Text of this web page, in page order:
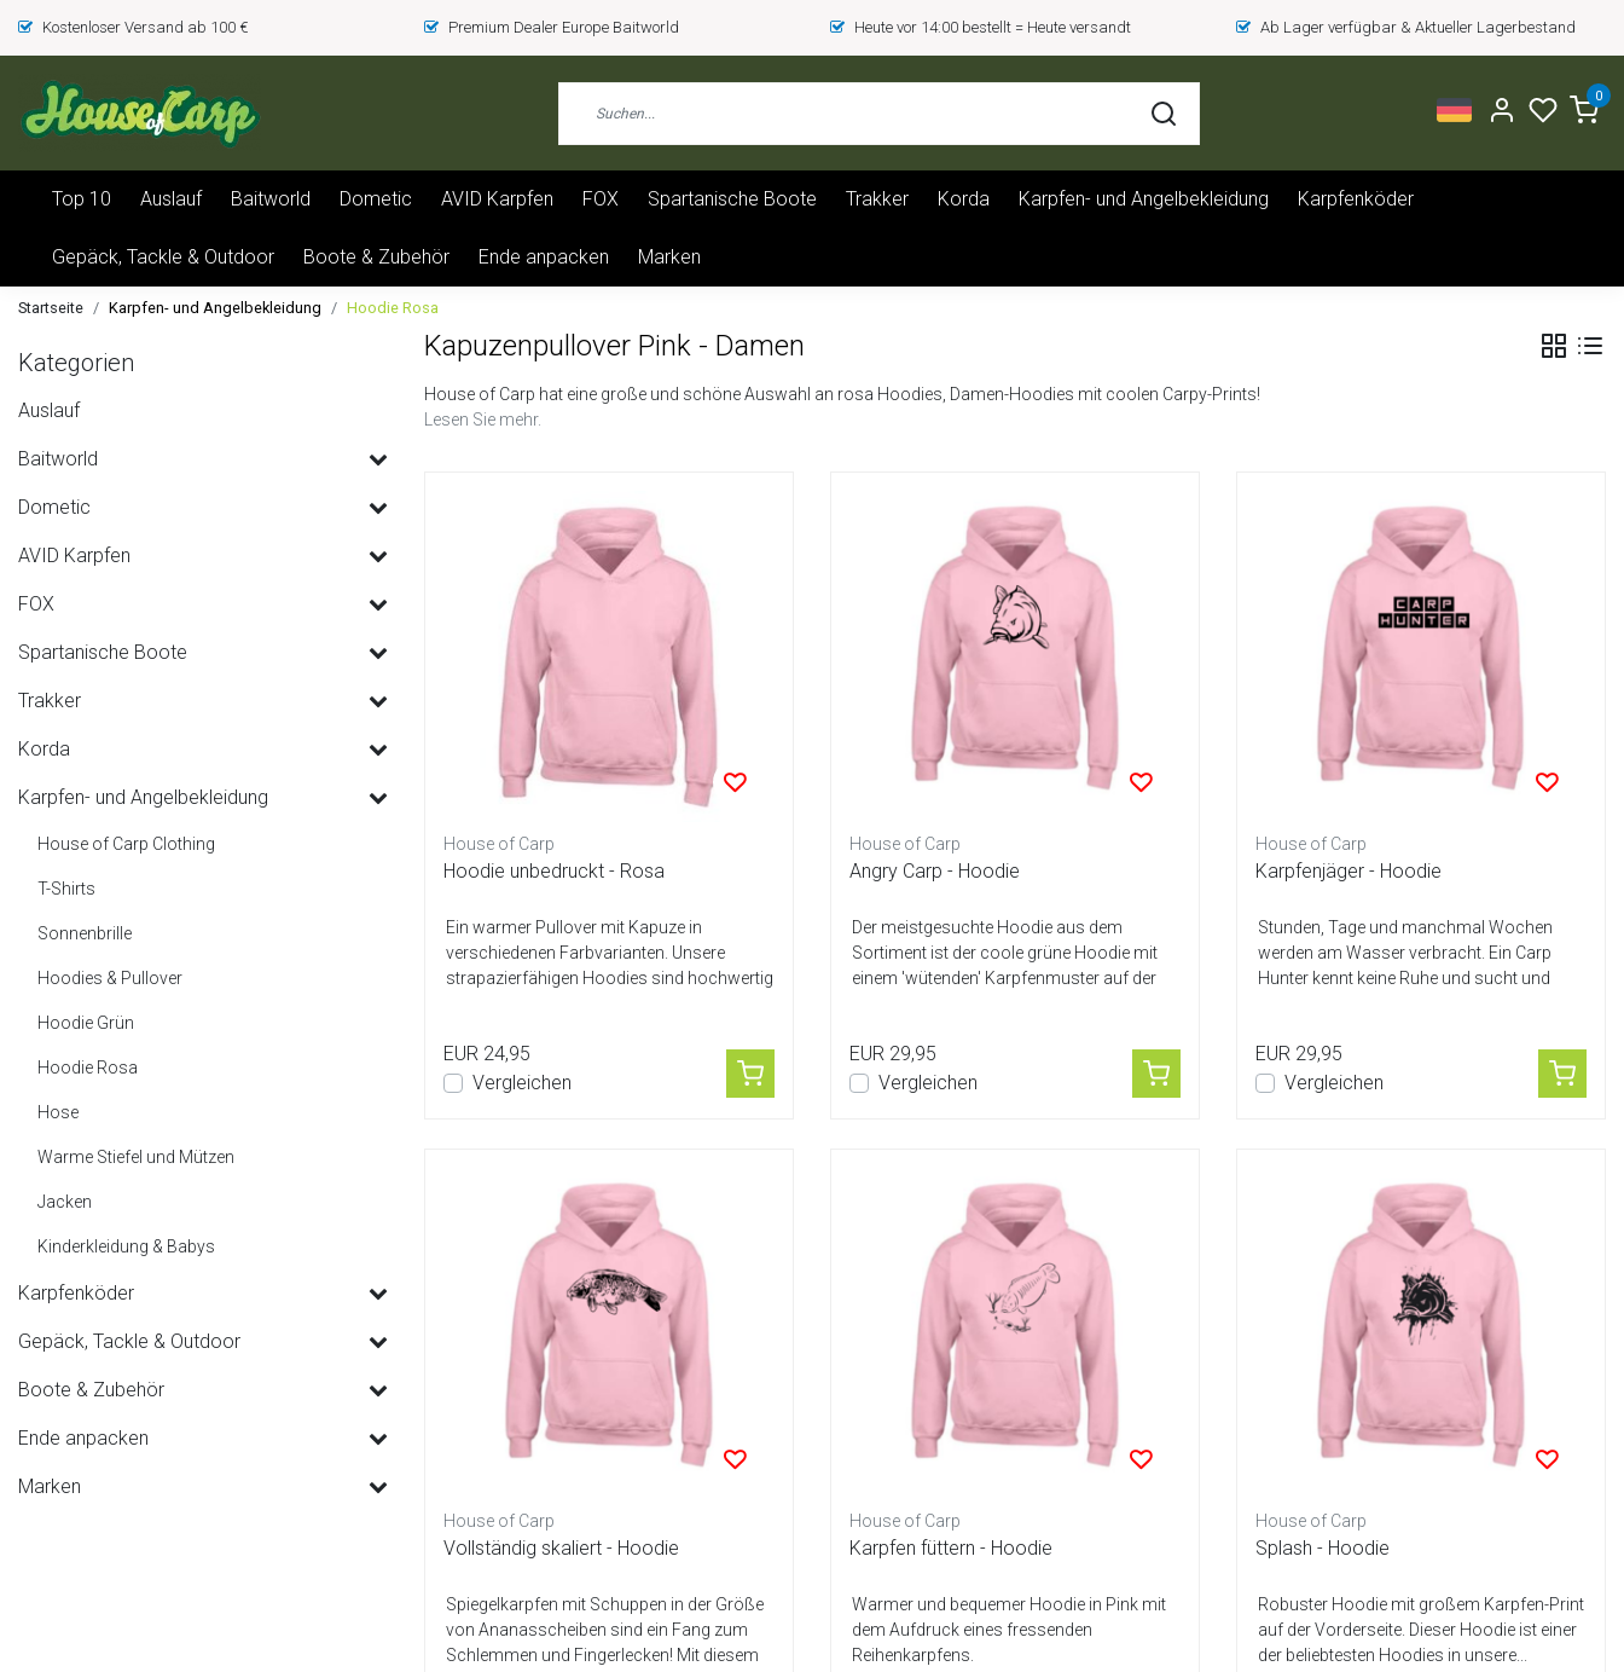
Kostenloser Versand ab 100 € Premium Dealer Europe Baitworld Heute vor 14:00 bestellt = Heute versandt Ab Lager verfügbar & Aktueller Lagerbestand
0
Top 10 Auslauf Baitworld Dometic AVID Karpfen FOX Spartanische Boote Trakker Korda Karpfen- und Angelbekleidung Karpfenköder
Gepäck, Tackle & Outdoor Boote & Zubehör Ende anpacken Marken
Startseite Karpfen- und Angelbekleidung Hoodie Rosa
Kategorien
Auslauf
Baitworld
Dometic
AVID Karpfen
FOX
Spartanische Boote
Trakker
Korda
Karpfen- und Angelbekleidung
House of Carp Clothing
T-Shirts
Sonnenbrille
Hoodies & Pullover
Hoodie Grün
Hoodie Rosa
Hose
Warme Stiefel und Mützen
Jacken
Kinderkleidung & Babys
Karpfenköder
Gepäck, Tackle & Outdoor
Boote & Zubehör
Ende anpacken
Marken
Kapuzenpullover Pink - Damen
House of Carp hat eine große und schöne Auswahl an rosa Hoodies, Damen-Hoodies mit coolen Carpy-Prints!
Lesen Sie mehr.
House of Carp
Hoodie unbedruckt - Rosa
Ein warmer Pullover mit Kapuze in
verschiedenen Farbvarianten. Unsere
strapazierfähigen Hoodies sind hochwertig
EUR 24,95
Vergleichen
House of Carp
Angry Carp - Hoodie
Der meistgesuchte Hoodie aus dem
Sortiment ist der coole grüne Hoodie mit
einem 'wütenden' Karpfenmuster auf der
EUR 29,95
Vergleichen
House of Carp
Karpfenjäger - Hoodie
Stunden, Tage und manchmal Wochen
werden am Wasser verbracht. Ein Carp
Hunter kennt keine Ruhe und sucht und
EUR 29,95
Vergleichen
House of Carp
Vollständig skaliert - Hoodie
Spiegelkarpfen mit Schuppen in der Größe
von Ananasscheiben sind ein Fang zum
Schlemmen und Fingerlecken! Mit diesem
House of Carp
Karpfen füttern - Hoodie
Warmer und bequemer Hoodie in Pink mit
dem Aufdruck eines fressenden
Reihenkarpfens.
House of Carp
Splash - Hoodie
Robuster Hoodie mit großem Karpfen-Print
auf der Vorderseite. Dieser Hoodie ist einer
der beliebtesten Hoodies in unsere...